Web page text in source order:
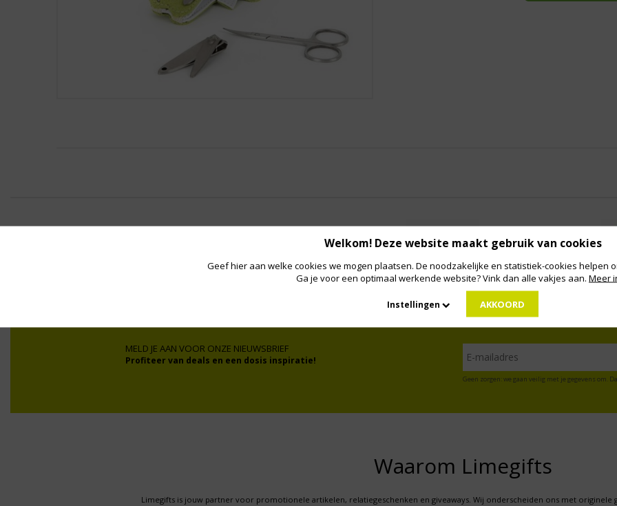
Wij werken onder andere voor:
MELD JE AAN VOOR ONZE NIEUWSBRIEF
Profiteer van deals en een dosis inspiratie!
Geen zorgen: we gaan veilig met je gegevens om.
Waarom Limegifts
Limegifts is jouw partner voor promotionele artikelen, relatiegeschenken en giveaways. Wij onderscheiden ons met
Welkom! Deze website maakt gebruik van cookies
Geef hier aan welke cookies we mogen plaatsen. De noodzakelijke en statistiek-cookies helpen
Ga je voor een optimaal werkende website? Vink dan alle vakjes aan. Meer
Instellingen AKKOORD